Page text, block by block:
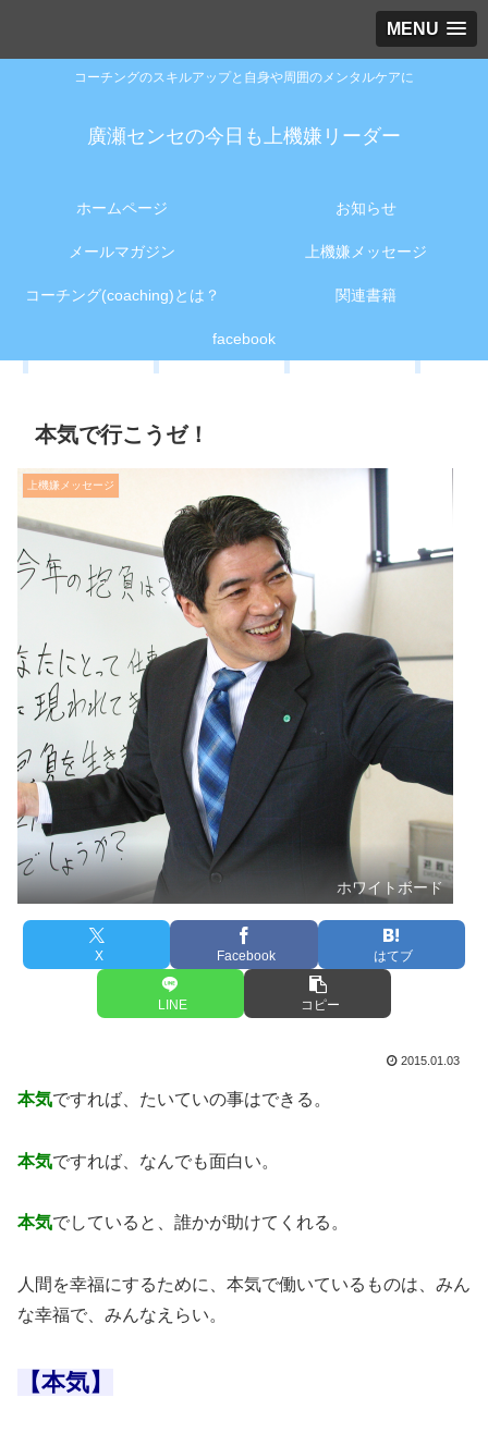
MENU
コーチングのスキルアップと自身や周囲のメンタルケアに
廣瀬センセの今日も上機嫌リーダー
ホームページ お知らせ
メールマガジン 上機嫌メッセージ
コーチング(coaching)とは？ 関連書籍
facebook
本気で行こうゼ！
上機嫌メッセージ
ホワイトボード
X Facebook はてブ
LINE コピー
2015.01.03
本気ですれば、たいていの事はできる。
本気ですれば、なんでも面白い。
本気でしていると、誰かが助けてくれる。
人間を幸福にするために、本気で働いているものは、みん
な幸福で、みんなえらい。
【本気】